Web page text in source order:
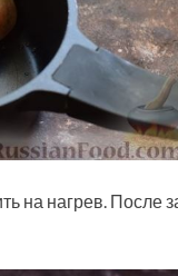
на нагрев. После